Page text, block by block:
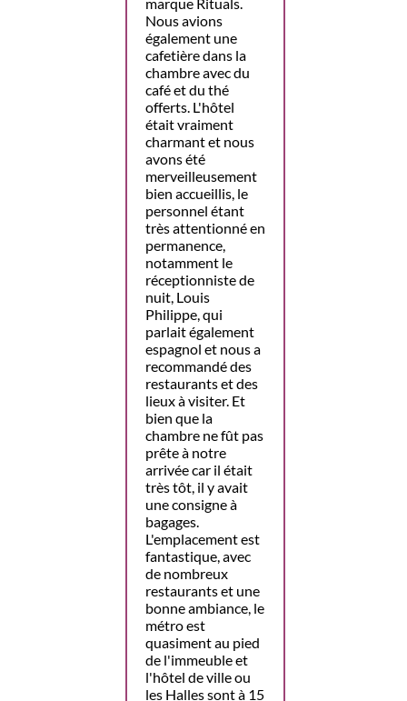
Nous avions
également une
cafetière dans la
chambre avec du
café et du thé
offerts. L'hôtel
était vraiment
charmant et nous
avons été
merveilleusement
bien accueillis, le
personnel étant
très attentionné en
permanence,
notamment le
réceptionniste de
nuit, Louis
Philippe, qui
parlait également
espagnol et nous a
recommandé des
restaurants et des
lieux à visiter. Et
bien que la
chambre ne fût pas
prête à notre
arrivée car il était
très tôt, il y avait
une consigne à
bagages.
L'emplacement est
fantastique, avec
de nombreux
restaurants et une
bonne ambiance, le
métro est
quasiment au pied
de l'immeuble et
l'hôtel de ville ou
les Halles sont à 15